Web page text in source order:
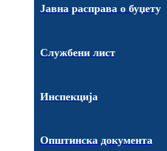
Јавна расправа о буџету
Службени лист
Инспекција
Општинска документа